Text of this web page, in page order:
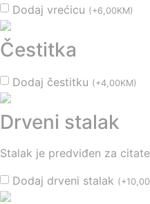
Dodaj vrećicu (+6,00KM)
Čestitka
Dodaj čestitku (+4,00KM)
Drveni stalak
Stalak je predviđen za
Dodaj drveni stalak (+10,00